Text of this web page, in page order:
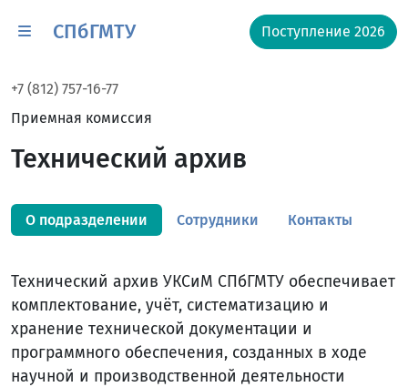
СПбГМТУ Поступление 2026
+7 (812) 757-16-77
Приемная комиссия
Технический архив
О подразделении Сотрудники Контакты
Технический архив УКСиМ СПбГМТУ обеспечивает
комплектование, учёт, систематизацию и
хранение технической документации и
программного обеспечения, созданных в ходе
научной и производственной деятельности